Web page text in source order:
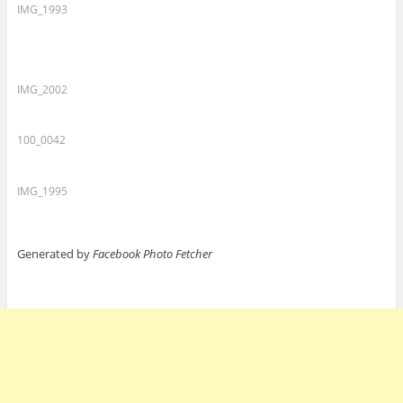
IMG_1993
IMG_2002
100_0042
IMG_1995
Generated byFacebook Photo Fetcher